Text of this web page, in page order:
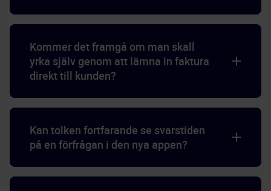
Kommer det framgå om man skall
yrka själv genom att lämna in faktura
direkt till kunden?
Kan tolken fortfarande se svarstiden
på en förfrågan i den nya appen?